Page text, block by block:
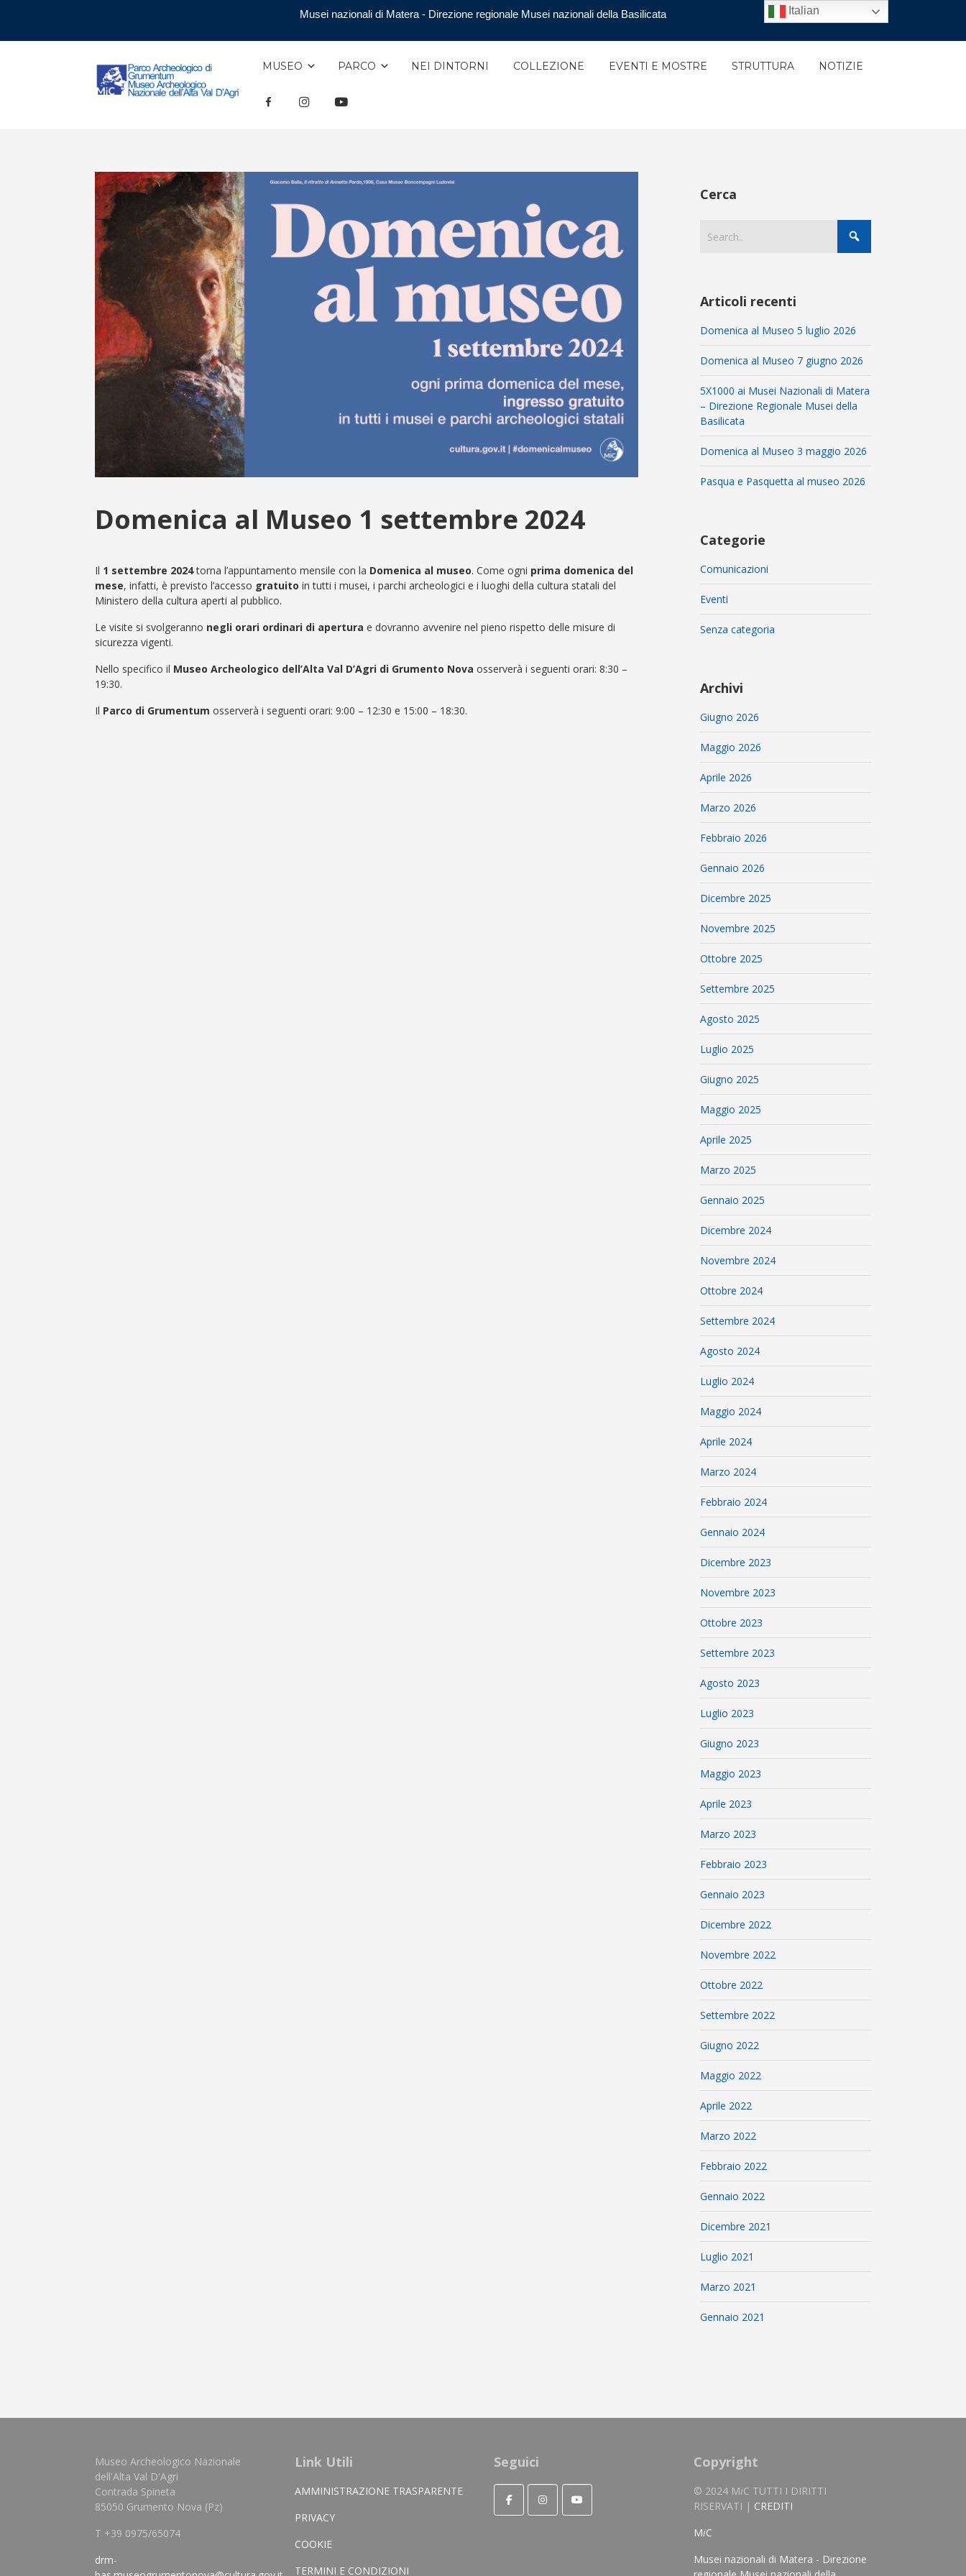
Musei nazionali di Matera - Direzione regionale Musei nazionali della Basilicata
MUSEO PARCO NEI DINTORNI COLLEZIONE EVENTI E MOSTRE STRUTTURA NOTIZIE
F INSTAGRAMYOUTUBE
Domenica al Museo 1 settembre 2024
Il 1 settembre 2024torna l’appuntamento mensile con la Domenica al museo. Come ogni prima domenica del
mese, infatti, è previsto l’accesso gratuito in tutti i musei, i parchi archeologici e i luoghi della cultura statali del
Ministero della cultura aperti al pubblico.
Le visite si svolgeranno negli orari ordinari di apertura e dovranno avvenire nel pieno rispetto delle misure di
sicurezza vigenti.
Nello specifico il Museo Archeologico dell’Alta Val D’Agri di Grumento Nova osserverà i seguenti orari: 8:30 –
19:30.
Il Parco di Grumentum osserverà i seguenti orari: 9:00 – 12:30 e 15:00 – 18:30.
Cerca
Articoli recenti
Domenica al Museo 5 luglio 2026
Domenica al Museo 7 giugno 2026
5X1000 ai Musei Nazionali di Matera
– Direzione Regionale Musei della
Basilicata
Domenica al Museo 3 maggio 2026
Pasqua e Pasquetta al museo 2026
Categorie
Comunicazioni
Eventi
Senza categoria
Archivi
Giugno 2026
Maggio 2026
Aprile 2026
Marzo 2026
Febbraio 2026
Gennaio 2026
Dicembre 2025
Novembre 2025
Ottobre 2025
Settembre 2025
Agosto 2025
Luglio 2025
Giugno 2025
Maggio 2025
Aprile 2025
Marzo 2025
Gennaio 2025
Dicembre 2024
Novembre 2024
Ottobre 2024
Settembre 2024
Agosto 2024
Luglio 2024
Maggio 2024
Aprile 2024
Marzo 2024
Febbraio 2024
Gennaio 2024
Dicembre 2023
Novembre 2023
Ottobre 2023
Settembre 2023
Agosto 2023
Luglio 2023
Giugno 2023
Maggio 2023
Aprile 2023
Marzo 2023
Febbraio 2023
Gennaio 2023
Dicembre 2022
Novembre 2022
Ottobre 2022
Settembre 2022
Giugno 2022
Maggio 2022
Aprile 2022
Marzo 2022
Febbraio 2022
Gennaio 2022
Dicembre 2021
Luglio 2021
Marzo 2021
Gennaio 2021
Museo Archeologico Nazionale
dell'Alta Val D'Agri
Contrada Spineta
85050 Grumento Nova (Pz)
T +39 0975/65074
drm-
Link Utili
AMMINISTRAZIONE TRASPARENTE
PRIVACY
COOKIE
TERMINI E CONDIZIONI
Seguici Copyright
© 2024 MiC TUTTI I DIRITTI
RISERVATI | CREDITI
MiC
Musei nazionali di Matera - Direzione
Italian